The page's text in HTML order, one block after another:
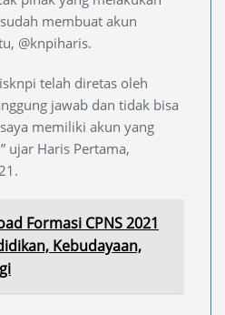
membuat akun
@knpiharis.
telah diretas oleh
jawab dan tidak bisa
memiliki akun yang
ujar Haris Pertama,
Formasi CPNS 2021
Kebudayaan,